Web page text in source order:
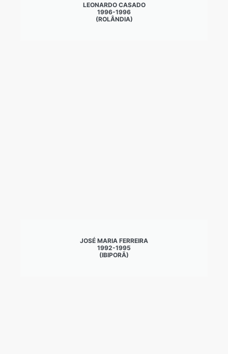
LEONARDO CASADO
1996-1996
(ROLÂNDIA)
JOSÉ MARIA FERREIRA
1992-1995
(IBIPORÃ)